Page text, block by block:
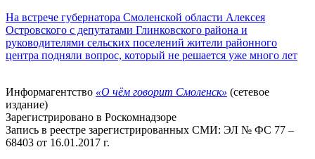
На встрече губернатора Смоленской области Алексея
Островского с депутатами Глинковского района и
руководителями сельских поселений жители районного
центра подняли вопрос, который не решается уже много лет
Информагентство «О чём говорит Смоленск» (сетевое
издание)
Зарегистрировано в Роскомнадзоре
Запись в реестре зарегистрированных СМИ: ЭЛ № ФС 77 –
68403 от 16.01.2017 г.